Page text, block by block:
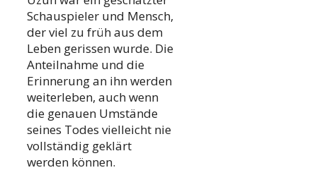
Schauspieler und Mensch,
der viel zu früh aus dem
Leben gerissen wurde. Die
Anteilnahme und die
Erinnerung an ihn werden
weiterleben, auch wenn
die genauen Umstände
seines Todes vielleicht nie
vollständig geklärt
werden können.